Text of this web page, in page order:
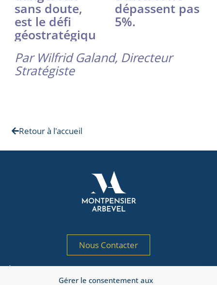
Gérer le consentement aux
sans doute,
est le défi
géostratégiqu
dépassent pas
5%.
Par Wilfrid Galand, Directeur
Stratégiste
Retour à l'accueil
Nous Contacter
par l’AMF sous le n° GP 97-125